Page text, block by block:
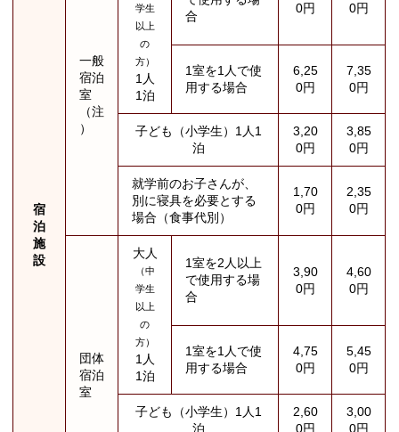
宿
泊
施
設
一般
宿泊
室
（注
）
学生
以上
の
方）
1人
1泊
合
0円
0円
1室を1人で使
用する場合
6,25
0円
7,35
0円
子ども（小学生）1人1
泊
3,20
0円
3,85
0円
就学前のお子さんが、
別に寝具を必要とする
場合（食事代別）
1,70
0円
2,35
0円
団体
宿泊
室
大人
（中
学生
以上
の
方）
1人
1泊
1室を2人以上
で使用する場
合
3,90
0円
4,60
0円
1室を1人で使
用する場合
4,75
0円
5,45
0円
子ども（小学生）1人1
泊
2,60
0円
3,00
0円